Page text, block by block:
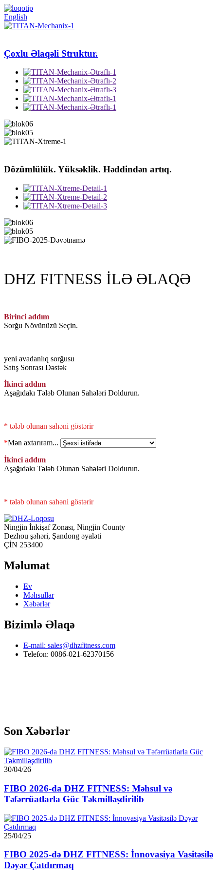
English
Çoxlu Əlaqəli Struktur.
Dözümlülük. Yüksəklik. Həddindən artıq.
DHZ FITNESS İLƏ ƏLAQƏ
Birinci addım
Sorğu Növünüzü Seçin.
yeni avadanlıq sorğusu
Satış Sonrası Dəstək
İkinci addım
Aşağıdakı Tələb Olunan Sahələri Doldurun.
* tələb olunan sahəni göstərir
*Mən axtarıram...
İkinci addım
Aşağıdakı Tələb Olunan Sahələri Doldurun.
* tələb olunan sahəni göstərir
Ningjin İnkişaf Zonası, Ningjin County
Dezhou şəhəri, Şandong əyaləti
ÇİN 253400
Məlumat
Ev
Məhsullar
Xəbərlər
Bizimlə Əlaqə
E-mail: sales@dhzfitness.com
Telefon: 0086-021-62370156
Son Xəbərlər
30/04/26
FIBO 2026-da DHZ FITNESS: Məhsul və
Təfərrüatlarla Güc Təkmilləşdirilib
25/04/25
FIBO 2025-də DHZ FITNESS: İnnovasiya Vasitəsilə
Dəyər Çatdırmaq